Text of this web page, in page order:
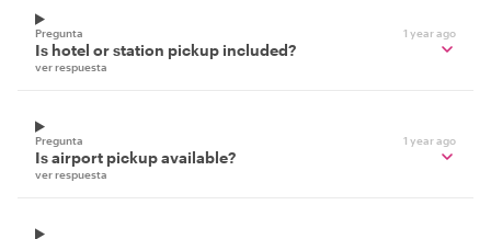
Pregunta 1 year ago
Is hotel or station pickup included?
ver respuesta
Pregunta 1 year ago
Is airport pickup available?
ver respuesta